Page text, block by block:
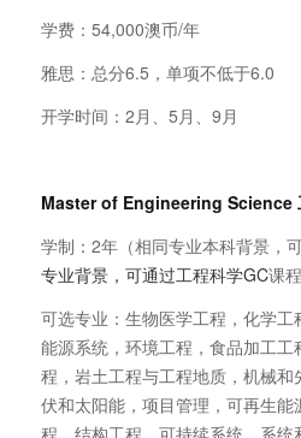
学费：54,000澳币/年
雅思：总分6.5，单项不低于6.0
开学时间：2月、5月、9月
Master of Engineering Science
学制：2年（相同专业本科背景，
专业背景，可通过工程科学GC课
可选专业：生物医学工程，化学工
能源系统，环境工程，食品加工
程，岩土工程与工程地质，机械
伏和太阳能，项目管理，可再生
程，结构工程，可持续系统，系统